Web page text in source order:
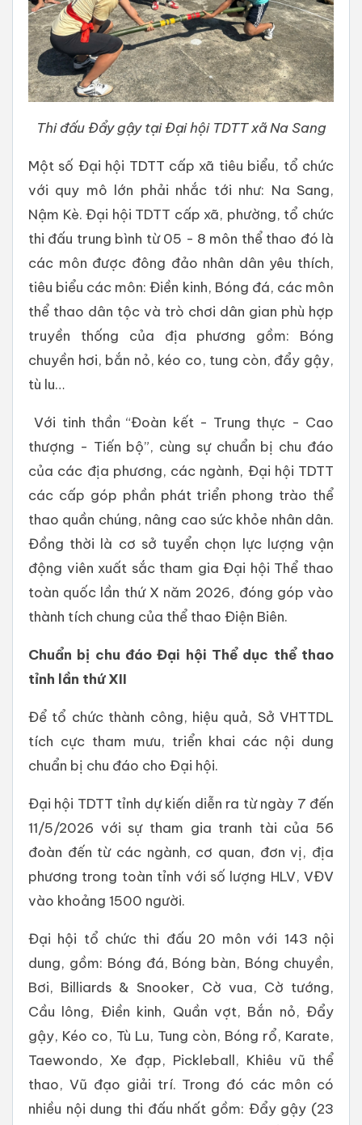
Thi đấu Đẩy gậy tại Đại hội TDTT xã Na Sang
Một số Đại hội TDTT cấp xã tiêu biểu, tổ chức
với quy mô lớn phải nhắc tới như: Na Sang,
Nậm Kè. Đại hội TDTT cấp xã, phường, tổ chức
thi đấu trung bình từ 05 - 8 môn thể thao đó là
các môn được đông đảo nhân dân yêu thích,
tiêu biểu các môn: Điền kinh, Bóng đá, các môn
thể thao dân tộc và trò chơi dân gian phù hợp
truyền thống của địa phương gồm: Bóng
chuyền hơi, bắn nỏ, kéo co, tung còn, đẩy gậy,
tù lu…
Với tinh thần “Đoàn kết - Trung thực - Cao
thượng - Tiến bộ”, cùng sự chuẩn bị chu đáo
của các địa phương, các ngành, Đại hội TDTT
các cấp góp phần phát triển phong trào thể
thao quần chúng, nâng cao sức khỏe nhân dân.
Đồng thời là cơ sở tuyển chọn lực lượng vận
động viên xuất sắc tham gia Đại hội Thể thao
toàn quốc lần thứ X năm 2026, đóng góp vào
thành tích chung của thể thao Điện Biên.
Chuẩn bị chu đáo Đại hội Thể dục thể thao
tỉnh lần thứ XII
Để tổ chức thành công, hiệu quả, Sở VHTTDL
tích cực tham mưu, triển khai các nội dung
chuẩn bị chu đáo cho Đại hội.
Đại hội TDTT tỉnh dự kiến diễn ra từ ngày 7 đến
11/5/2026 với sự tham gia tranh tài của 56
đoàn đến từ các ngành, cơ quan, đơn vị, địa
phương trong toàn tỉnh với số lượng HLV, VĐV
vào khoảng 1500 người.
Đại hội tổ chức thi đấu 20 môn với 143 nội
dung, gồm: Bóng đá, Bóng bàn, Bóng chuyền,
Bơi, Billiards & Snooker, Cờ vua, Cờ tướng,
Cầu lông, Điền kinh, Quần vợt, Bắn nỏ, Đẩy
gậy, Kéo co, Tù Lu, Tung còn, Bóng rổ, Karate,
Taewondo, Xe đạp, Pickleball, Khiêu vũ thể
thao, Vũ đạo giải trí. Trong đó các môn có
nhiều nội dung thi đấu nhất gồm: Đẩy gậy (23